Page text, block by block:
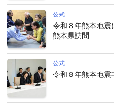
公式
令和８年熊本地震
熊本県訪問
公式
令和８年熊本地震